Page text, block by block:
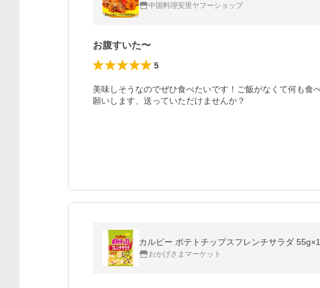
中国料理安里ヤフーショップ
お腹すいた〜
5
美味しそうなのでぜひ食べたいです！ご飯がなくて何も食
願いします、送っていただけませんか？
カルビー ポテトチップスフレンチサラダ
おかげさまマーケット